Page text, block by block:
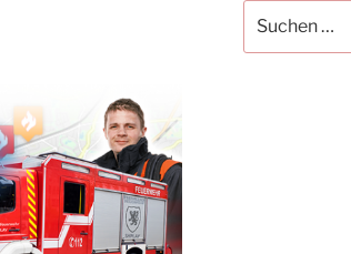
nach: